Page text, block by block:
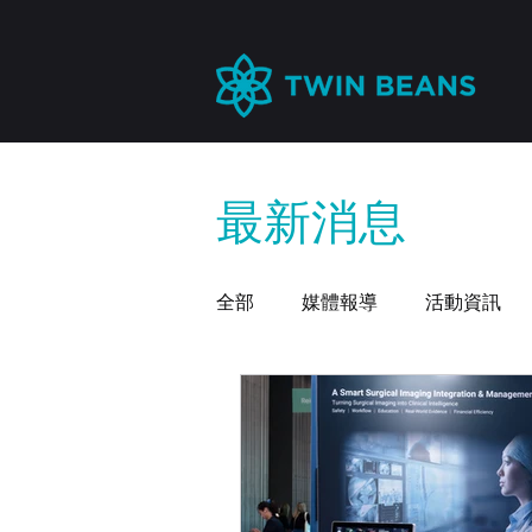
​最新消息
全部 媒體報導 活動資訊